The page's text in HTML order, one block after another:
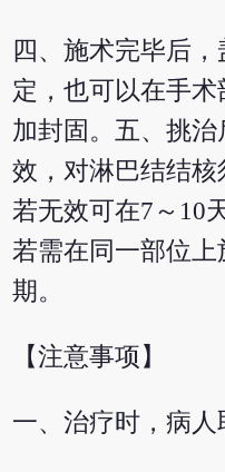
四、施术完毕后
定，也可以在手
加封固。五、挑
效，对淋巴结结核
若无效可在7～10
若需在同一部位
期。
【注意事项】
一、治疗时，病人